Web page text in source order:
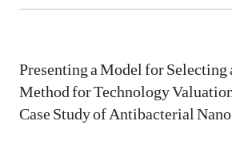
Presenting a Model for
Method for Technology
Case Study of Antibacterial